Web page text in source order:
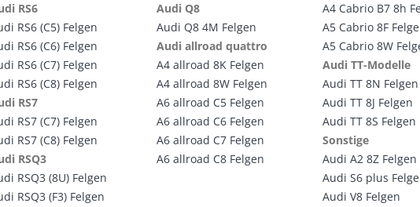
RS6
RS6 (C5) Felgen
RS6 (C6) Felgen
RS6 (C7) Felgen
RS6 (C8) Felgen
RS7
RS7 (C7) Felgen
RS7 (C8) Felgen
RSQ3
RSQ3 (8U) Felgen
RSQ3 (F3) Felgen
Audi Q8
Audi Q8 4M Felgen
Audi allroad quattro
A4 allroad 8K Felgen
A4 allroad 8W Felgen
A6 allroad C5 Felgen
A6 allroad C6 Felgen
A6 allroad C7 Felgen
A6 allroad C8 Felgen
A4 Cabrio B7 8h
A5 Cabrio 8F
A5 Cabrio 8W
Audi TT-Modelle
Audi TT 8N Felgen
Audi TT 8J Felgen
Audi TT 8S Felgen
Sonstige
Audi A2 8Z Felgen
Audi S6 plus
Audi V8 Felgen